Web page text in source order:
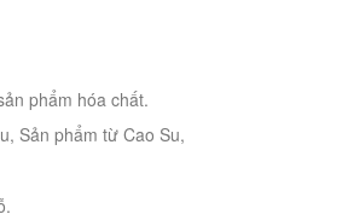
phẩm hóa chất.
Sản phẩm từ Cao Su,